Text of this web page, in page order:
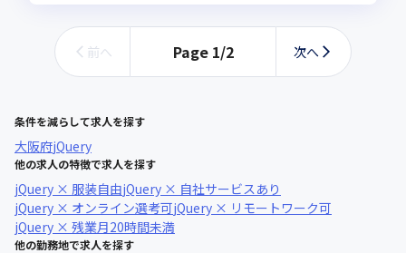
前へ Page 1/2 次へ
条件を減らして求人を探す
大阪府jQuery
他の求人の特徴で求人を探す
jQuery × 服装自由jQuery × 自社サービスあり
jQuery × オンライン選考可jQuery × リモートワーク可
jQuery × 残業月20時間未満
他の勤務地で求人を探す